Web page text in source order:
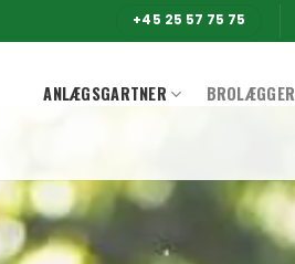
+45 25 57 75 75
ANLÆGSGARTNER BROLÆGGER